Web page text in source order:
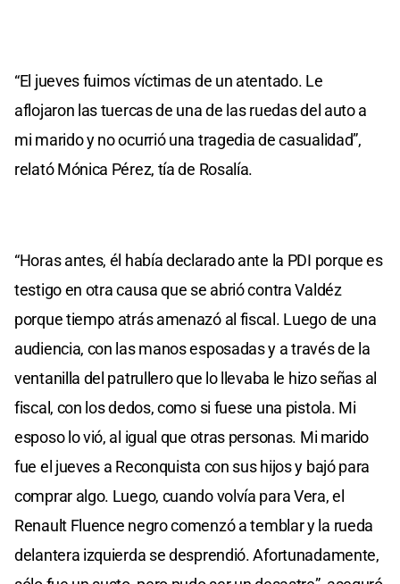
“El jueves fuimos víctimas de un atentado. Le
aflojaron las tuercas de una de las ruedas del auto a
mi marido y no ocurrió una tragedia de casualidad”,
relató Mónica Pérez, tía de Rosalía.
“Horas antes, él había declarado ante la PDI porque es
testigo en otra causa que se abrió contra Valdéz
porque tiempo atrás amenazó al fiscal. Luego de una
audiencia, con las manos esposadas y a través de la
ventanilla del patrullero que lo llevaba le hizo señas al
fiscal, con los dedos, como si fuese una pistola. Mi
esposo lo vió, al igual que otras personas. Mi marido
fue el jueves a Reconquista con sus hijos y bajó para
comprar algo. Luego, cuando volvía para Vera, el
Renault Fluence negro comenzó a temblar y la rueda
delantera izquierda se desprendió. Afortunadamente,